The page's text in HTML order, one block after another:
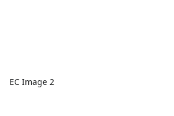
EC Image 2